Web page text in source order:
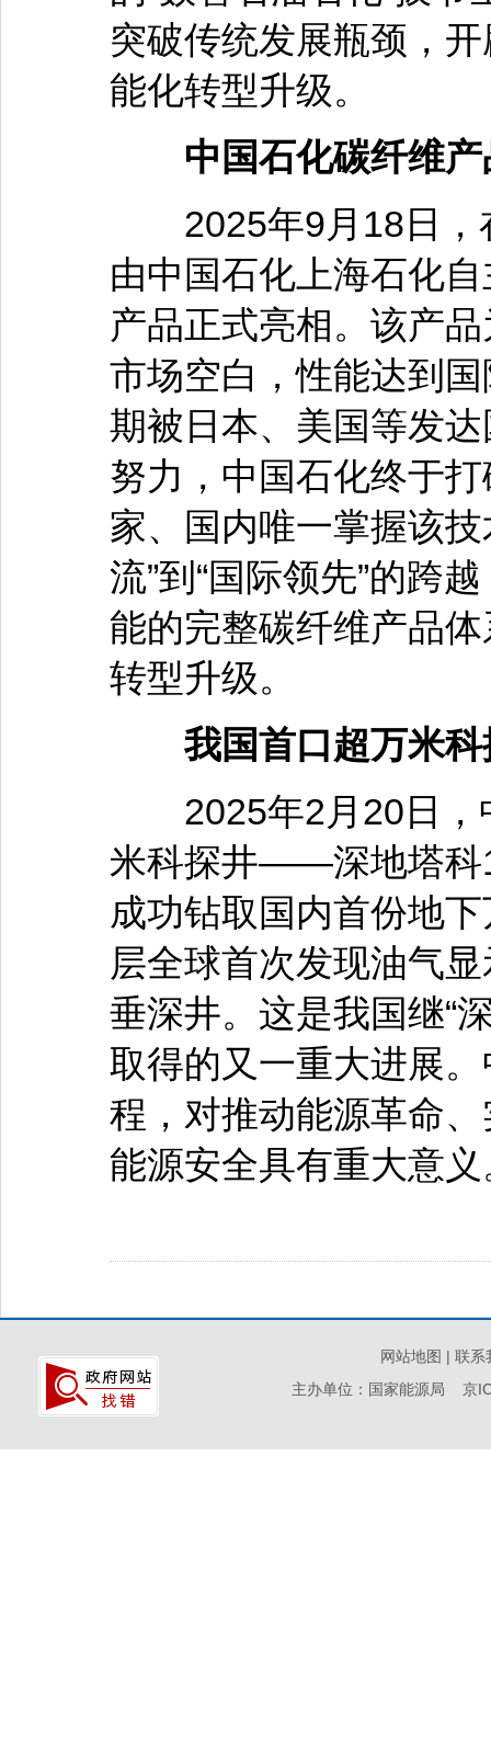
突破传统发展瓶颈，
能化转型升级。
中国石化碳纤维产
2025年9月18日，
由中国石化上海石化
产品正式亮相。该产
市场空白，性能达到
期被日本、美国等发
努力，中国石化终于
家、国内唯一掌握该
流”到“国际领先”的跨
能的完整碳纤维产品
转型升级。
我国首口超万米科
2025年2月20日，
米科探井——深地塔科
成功钻取国内首份地
层全球首次发现油气
垂深井。这是我国继“
取得的又一重大进展
程，对推动能源革命
能源安全具有重大意